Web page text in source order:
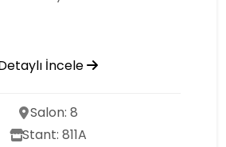
İncele
Salon: 8
Stant: 811A